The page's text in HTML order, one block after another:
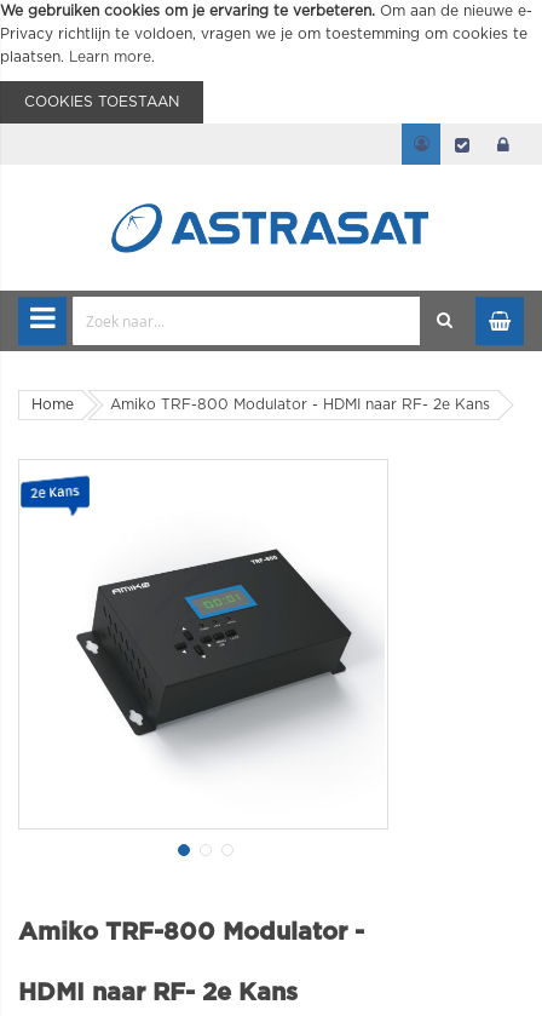
We gebruiken cookies om je ervaring te verbeteren. Om aan de nieuwe e-
Privacy richtlijn te voldoen, vragen we je om toestemming om cookies te
plaatsen.
Learn more.
COOKIES TOESTAAN
Home Amiko TRF-800 Modulator - HDMI naar RF- 2e Kans
Amiko TRF-800 Modulator -
HDMI naar RF- 2e Kans